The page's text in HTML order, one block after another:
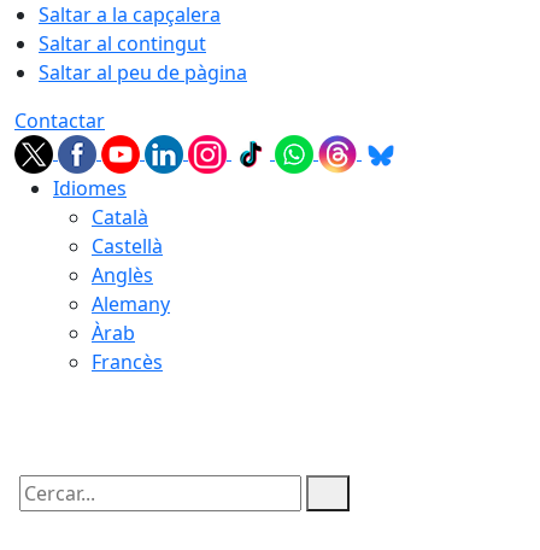
Saltar a la capçalera
Saltar al contingut
Saltar al peu de pàgina
Contactar
Idiomes
Català
Castellà
Anglès
Alemany
Àrab
Francès
Cercar: